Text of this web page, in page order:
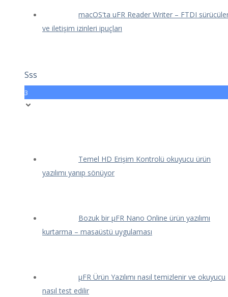
macOS'ta uFR Reader Writer – FTDI
ve iletişim izinleri ipuçları
Sss
3
Temel HD Erişim Kontrolü okuyucu ürün
yazılımı yanıp sönüyor
Bozuk bir μFR Nano Online ürün yazılımı
kurtarma – masaüstü uygulaması
μFR Ürün Yazılımı nasıl temizlenir ve okuyucu
nasıl test edilir